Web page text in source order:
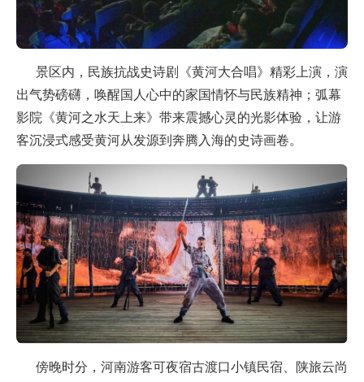
景区内，民族抗战史诗剧《黄河大合唱》精彩上演，演
出气势磅礴，唤醒国人心中的家国情怀与民族精神；弧幕
影院《黄河之水天上来》带来震撼心灵的光影体验，让游
客沉浸式感受黄河从发源到奔腾入海的史诗画卷。
傍晚时分，河南游客可夜宿古渡口小镇民宿、陕旅云尚